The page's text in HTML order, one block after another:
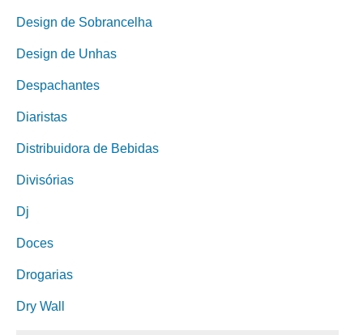
Design de Sobrancelha
Design de Unhas
Despachantes
Diaristas
Distribuidora de Bebidas
Divisórias
Dj
Doces
Drogarias
Dry Wall